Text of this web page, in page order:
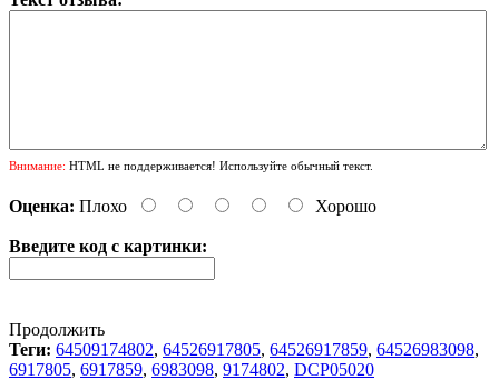
Внимание: HTML не поддерживается! Используйте обычный текст.
Оценка: Плохо Хорошо
Введите код с картинки:
Продолжить
Теги: 64509174802, 64526917805, 64526917859, 64526983098,
6917805, 6917859, 6983098, 9174802, DCP05020